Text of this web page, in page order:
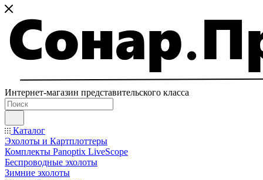
Интернет-магазин представительского класса
Каталог
Эхолоты и Картплоттеры
Комплекты Panoptix LiveScope
Беспроводные эхолоты
Зимние эхолоты